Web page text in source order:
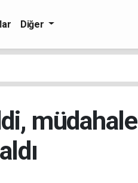
Diğer
müdahale